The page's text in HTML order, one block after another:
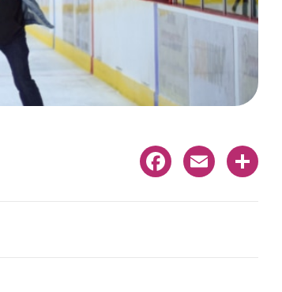
Facebook
Email Share